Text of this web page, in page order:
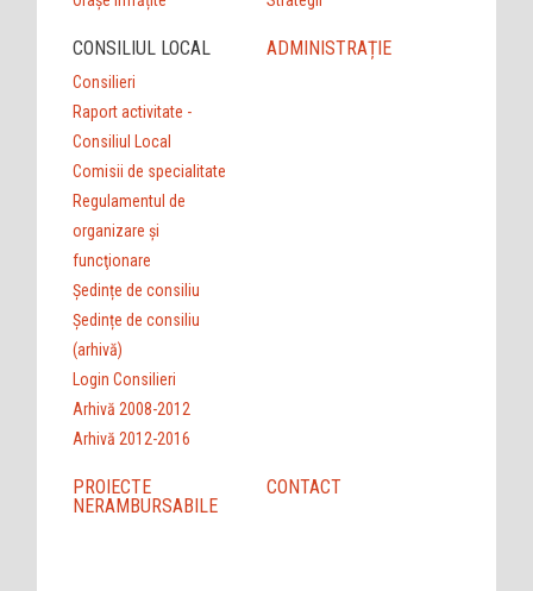
CONSILIUL LOCAL
Consilieri
Raport activitate -
Consiliul Local
Comisii de specialitate
Regulamentul de
organizare şi
funcţionare
Ședințe de consiliu
Ședințe de consiliu
(arhivă)
Login Consilieri
Arhivă 2008-2012
Arhivă 2012-2016
ADMINISTRAȚIE
PROIECTE
NERAMBURSABILE
CONTACT